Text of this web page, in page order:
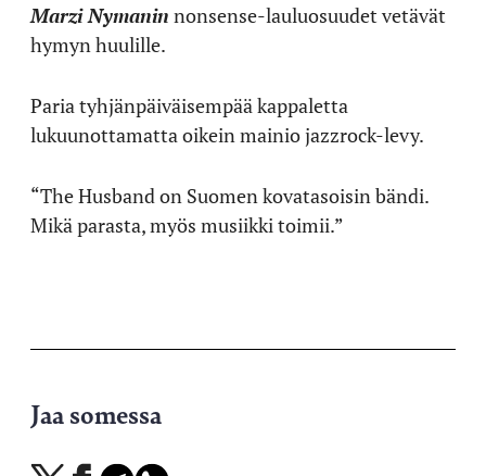
Marzi Nymanin nonsense-lauluosuudet vetävät
hymyn huulille.
Paria tyhjänpäiväisempää kappaletta
lukuunottamatta oikein mainio jazzrock-levy.
“The Husband on Suomen kovatasoisin bändi.
Mikä parasta, myös musiikki toimii.”
Jaa somessa